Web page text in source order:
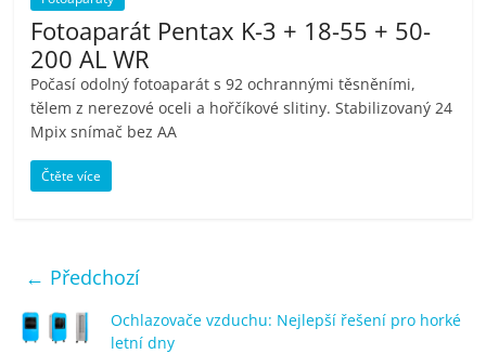
Fotoaparát Pentax K-3 + 18-55 + 50-
200 AL WR
Počasí odolný fotoaparát s 92 ochrannými těsněními,
tělem z nerezové oceli a hořčíkové slitiny. Stabilizovaný 24
Mpix snímač bez AA
Čtěte více
← Předchozí
Ochlazovače vzduchu: Nejlepší řešení pro horké
letní dny